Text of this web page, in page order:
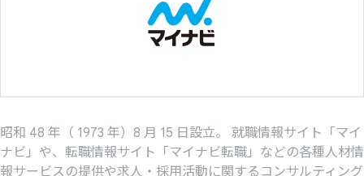
昭和 48 年（ 1973 年）8 月 15 日設立。 就職情報サイト「マイ
ナビ」や、転職情報サイト「マイナビ転職」などの各種人材情
報サービスの提供や求人・採用活動に関するコンサルティング